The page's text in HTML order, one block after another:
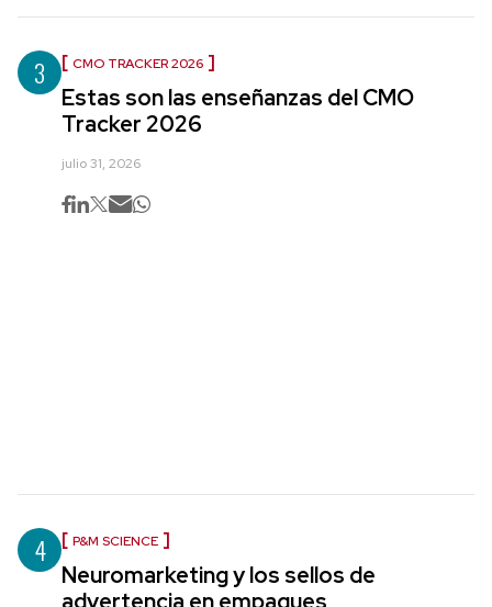
3 CMO TRACKER 2026
Estas son las enseñanzas del CMO
Tracker 2026
julio 31, 2026
4 P&M SCIENCE
Neuromarketing y los sellos de
advertencia en empaques